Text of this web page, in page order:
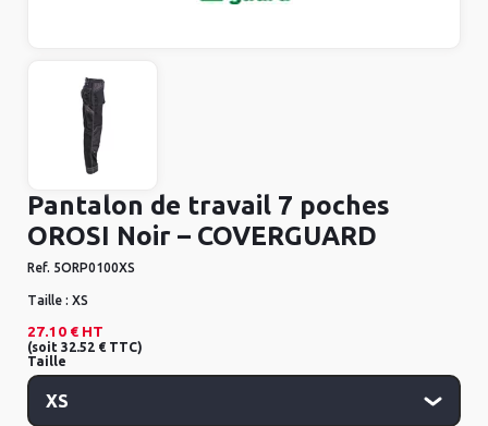
Pantalon de travail 7 poches
OROSI Noir – COVERGUARD
Ref. 5ORP0100XS
Taille : XS
27.10 € HT
(soit 32.52 € TTC)
Taille